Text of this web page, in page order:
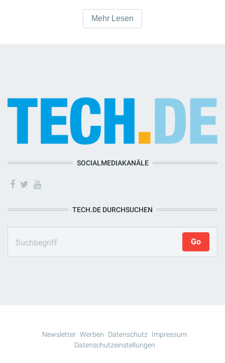
Mehr Lesen
SOCIALMEDIAKANÄLE
TECH.DE DURCHSUCHEN
Newsletter Werben Datenschutz
Impressum
Datenschutzeinstellungen